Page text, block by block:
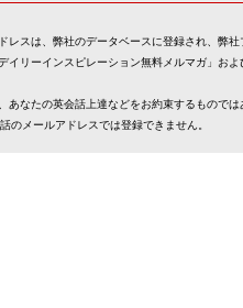
レスは、弊社のデータベースに登録され、弊
イリーインスピレーション無料メルマガ」お
あなたの英会話上達などをお約束するものでは
のメールアドレスでは登録できません。